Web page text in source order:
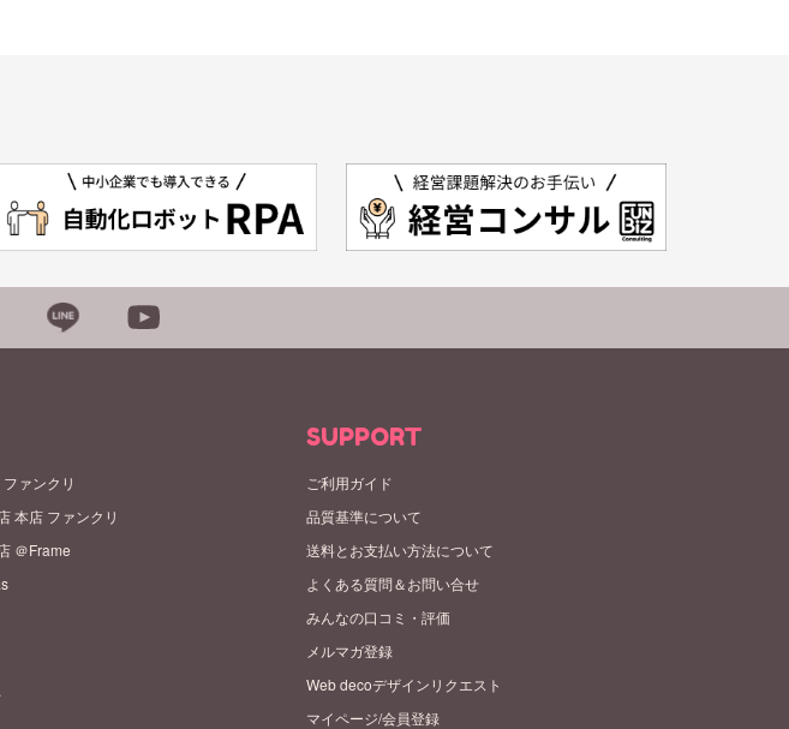
ァンクリ
本店 ファンクリ
＠Frame
SUPPORT
ご利用ガイド
品質基準について
送料とお支払い方法について
よくある質問＆お問い合せ
みんなの口コミ・評価
メルマガ登録
Web decoデザインリクエスト
マイページ/会員登録